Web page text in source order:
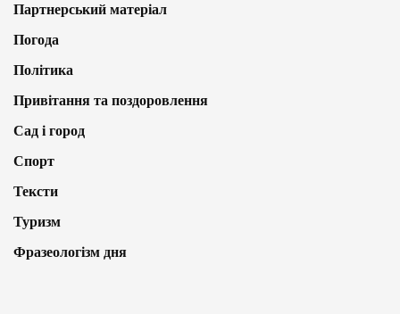
Партнерський матеріал
Погода
Політика
Привітання та поздоровлення
Сад і город
Спорт
Тексти
Туризм
Фразеологізм дня